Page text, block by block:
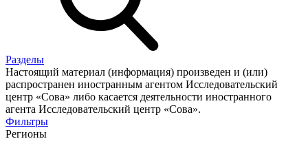
Разделы
Настоящий материал (информация) произведен и (или)
распространен иностранным агентом Исследовательский
центр «Сова» либо касается деятельности иностранного
агента Исследовательский центр «Сова».
Фильтры
Регионы